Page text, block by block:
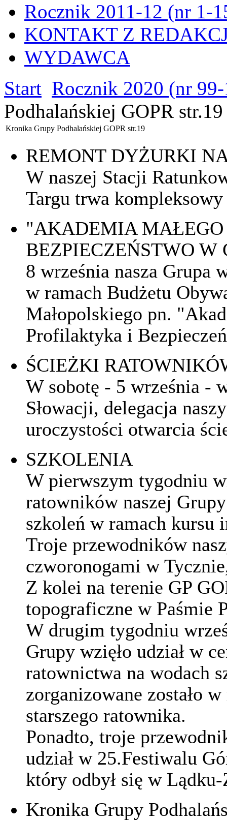
Rocznik 2011-12 (nr 1-
KONTAKT Z
WYDAWCA
Start Rocznik 2020 (nr
Podhalańskiej GOPR str.19
Kronika Grupy Podhalańskiej GOPR str.19
REMONT DYŻURKI
W naszej Stacji
Targu trwa
"AKADEMIA
BEZPIECZEŃSTWO W
8 września nasza Grupa
w ramach Budżetu
Małopolskiego pn.
Profilaktyka i
ŚCIEŻKI
W sobotę - 5 września -
Słowacji, delegacja
uroczystości otwarcia
SZKOLENIA
W pierwszym tygodniu
ratowników naszej
szkoleń w ramach kursu
Troje przewodników
czworonogami w
Z kolei na terenie GP
topograficzne w Paśmie
W drugim tygodniu
Grupy wzięło udział w
ratownictwa na wodach
zorganizowane zostało
starszego ratownika.
Ponadto, troje
udział w 25.Festiwalu
który odbył się w
Kronika Grupy